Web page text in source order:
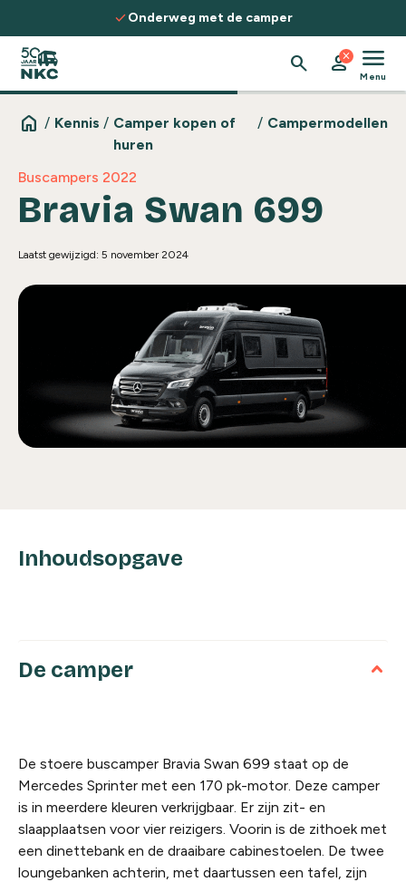
Spring naar de inhoudOnderweg met de camper
search person
close menu
Menu
home / Kennis / Camper kopen of
huren
/ Campermodellen
Buscampers 2022
Bravia Swan 699
Laatst gewijzigd: 5 november 2024
Inhoudsopgave
De camper
De stoere buscamper Bravia Swan 699 staat op de
Mercedes Sprinter met een 170 pk-motor. Deze camper
is in meerdere kleuren verkrijgbaar. Er zijn zit- en
slaapplaatsen voor vier reizigers. Voorin is de zithoek met
een dinettebank en de draaibare cabinestoelen. De twee
loungebanken achterin, met daartussen een tafel, zijn